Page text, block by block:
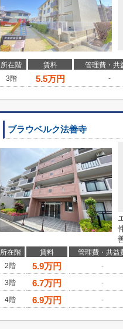
所在階 賃料 管理費・共
3階
5.5万円 -
ブラウベルク法善寺
所在階 賃料 管理費・共益
2階
5.9万円 -
3階
6.7万円 -
4階
6.9万円 -